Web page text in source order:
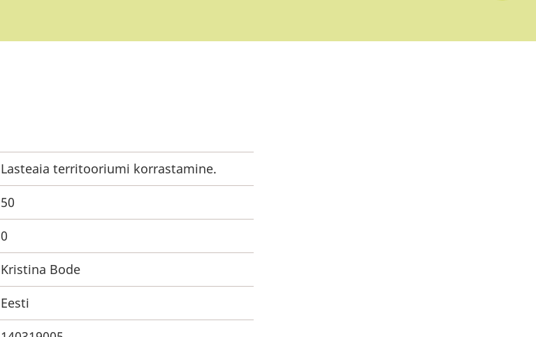
Lasteaia territooriumi korrastamine.
50
0
Kristina Bode
Eesti